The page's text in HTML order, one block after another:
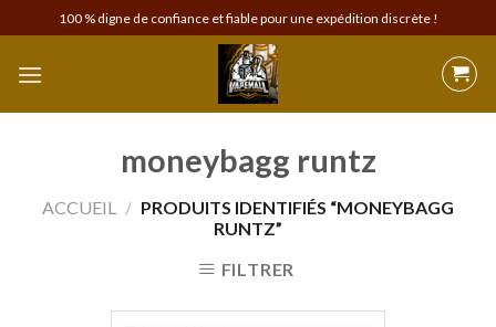
to
content
100 % digne de confiance et fiable pour une expédition discrète !
moneybagg runtz
ACCUEIL / PRODUITS IDENTIFIÉS “MONEYBAGG
RUNTZ”
FILTRER